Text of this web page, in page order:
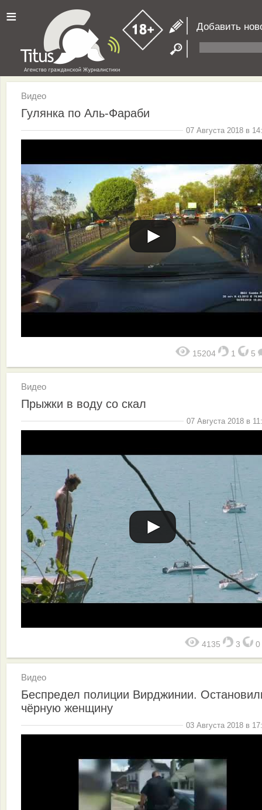
≡ Добавить
Видео
Гулянка по Аль-Фараби
07 Августа 2018 в
15204 1 5
Видео
Прыжки в воду со скал
07 Августа 2018 в
4135 3 0
Видео
Беспредел полиции Вирджинии.
чёрную женщину
03 Августа 2018 в